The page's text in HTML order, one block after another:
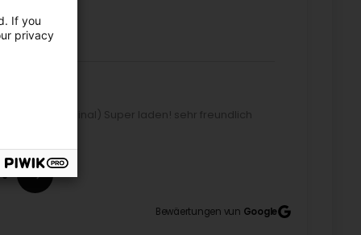
Türkiye.
shop. (Original) Super laden! sehr freundlich
9
Bewäertungen vun Google
If you
privacy